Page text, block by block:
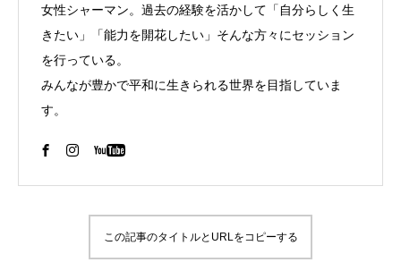
女性シャーマン。過去の経験を活かして「自分らしく生
きたい」「能力を開花したい」そんな方々にセッション
を行っている。
みんなが豊かで平和に生きられる世界を目指していま
す。
この記事のタイトルとURLをコピーする